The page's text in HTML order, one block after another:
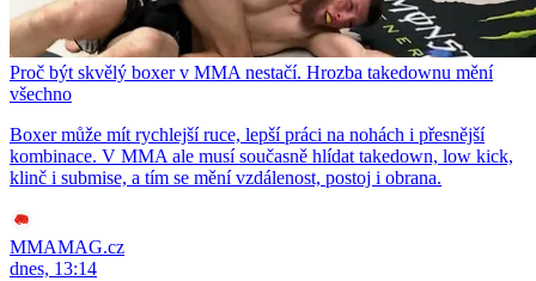
Proč být skvělý boxer v MMA nestačí. Hrozba takedownu mění
všechno
Boxer může mít rychlejší ruce, lepší práci na nohách i přesnější
kombinace. V MMA ale musí současně hlídat takedown, low kick,
klinč i submise, a tím se mění vzdálenost, postoj i obrana.
MMAMAG.cz
dnes, 13:14